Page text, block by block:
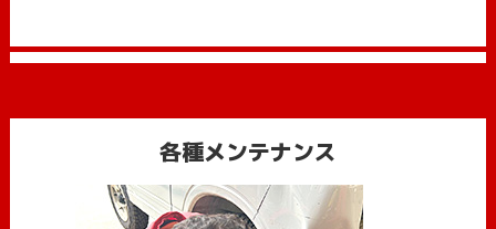
各種メンテナンス